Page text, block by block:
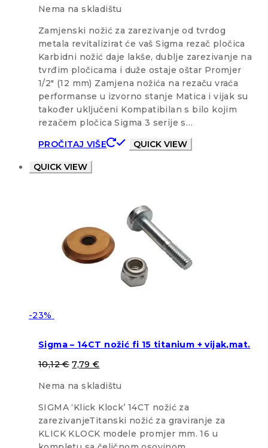
Nema na skladištu
Zamjenski nožić za zarezivanje od tvrdog
metala revitalizirat će vaš Sigma rezač pločica
Karbidni nožić daje lakše, dublje zarezivanje na
tvrđim pločicama i duže ostaje oštar Promjer
1/2″ (12 mm) Zamjena nožića na rezaču vraća
performanse u izvorno stanje Matica i vijak su
također uključeni Kompatibilan s bilo kojim
rezačem pločica Sigma 3 serije s…
PROČITAJ VIŠE
QUICK VIEW
QUICK VIEW
-23%
Sigma – 14CT nožić fi 15 titanium + vijak,mat.
10,12€ 7,79€
Nema na skladištu
SIGMA ‘Klick Klock’ 14CT nožić za
zarezivanjeTitanski nožić za graviranje za
KLICK KLOCK modele promjer mm. 16 u